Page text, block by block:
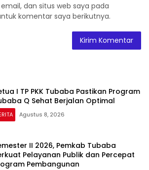
dan situs web saya pada
komentar saya berikutnya.
I TP PKK Tubaba Pastikan Program
Q Sehat Berjalan Optimal
Agustus 8, 2026
II 2026, Pemkab Tubaba
Pelayanan Publik dan Percepat
Pembangunan